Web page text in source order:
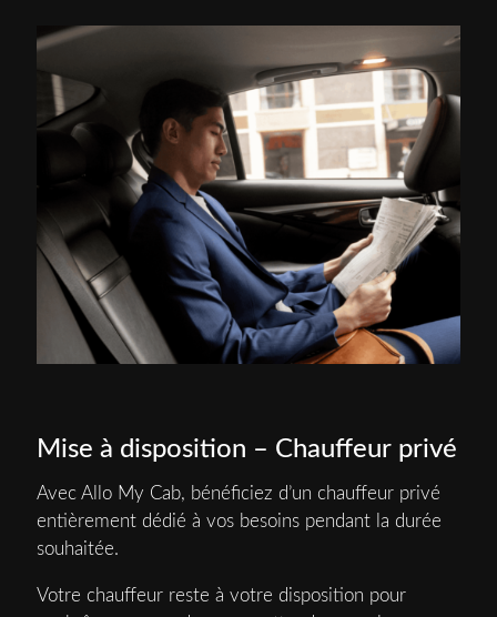
Mise à disposition – Chauffeur privé
Avec Allo My Cab, bénéficiez d’un chauffeur privé
entièrement dédié à vos besoins pendant la durée
souhaitée.
Votre chauffeur reste à votre disposition pour